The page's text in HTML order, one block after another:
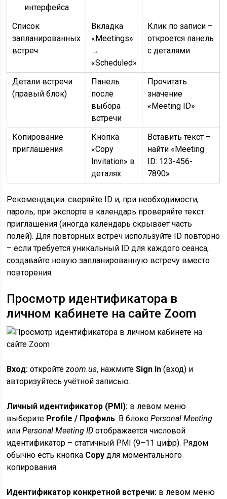
интерфейса
Список
запланированных
встреч
Вкладка
«Meetings»
→
«Scheduled»
Клик по записи –
откроется панель
с деталями
Детали встречи
(правый блок)
Панель
после
выбора
встречи
Прочитать
значение
«Meeting ID»
Копирование
приглашения
Кнопка
«Copy
Invitation» в
деталях
Вставить текст –
найти «Meeting
ID: 123-456-
7890»
Рекомендации: сверяйте ID и, при необходимости,
пароль; при экспорте в календарь проверяйте текст
приглашения (иногда календарь скрывает часть
полей). Для повторных встреч используйте ID повторно
– если требуется уникальный ID для каждого сеанса,
создавайте новую запланированную встречу вместо
повторения.
Просмотр идентификатора в
личном кабинете на сайте Zoom
Вход: откройтеzoom.us, нажмитеSign In (вход) и
авторизуйтесь учётной записью.
Личный идентификатор (PMI): в левом меню
выберите Profile / Профиль. В блокеPersonal Meeting
илиPersonal Meeting ID отображается числовой
идентификатор – статичный PMI (9–11 цифр). Рядом
обычно есть кнопка Copy для моментального
копирования.
Идентификатор конкретной встречи: в левом меню